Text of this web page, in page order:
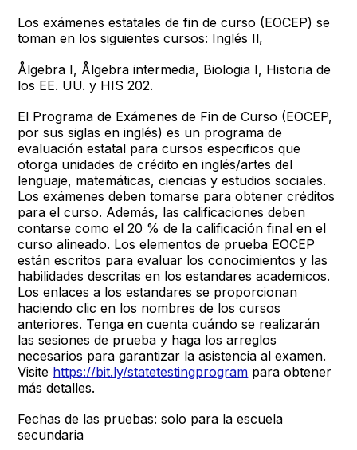
Los exámenes estatales de fin de curso (EOCEP) se
toman en los siguientes cursos: Inglés Il,
Ålgebra I, Ålgebra intermedia, Biologia I, Historia de
los EE. UU. y HIS 202.
El Programa de Exámenes de Fin de Curso (EOCEP,
por sus siglas en inglés) es un programa de
evaluación estatal para cursos especificos que
otorga unidades de crédito en inglés/artes del
lenguaje, matemáticas, ciencias y estudios sociales.
Los exámenes deben tomarse para obtener créditos
para el curso. Además, las calificaciones deben
contarse como el 20 % de la calificación final en el
curso alineado. Los elementos de prueba EOCEP
están escritos para evaluar los conocimientos y las
habilidades descritas en los estandares academicos.
Los enlaces a los estandares se proporcionan
haciendo clic en los nombres de los cursos
anteriores. Tenga en cuenta cuándo se realizarán
las sesiones de prueba y haga los arreglos
necesarios para garantizar la asistencia al examen.
Visite https://bit.ly/statetestingprogram para obtener
más detalles.
Fechas de las pruebas: solo para la escuela
secundaria